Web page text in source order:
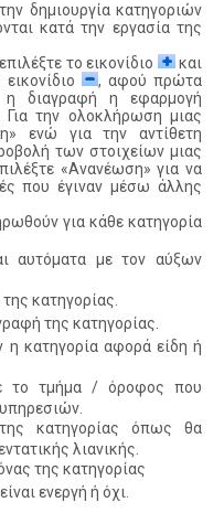
δημιουργία κατηγοριών
κατά την εργασία της
το εικονίδιο
και
, αφού πρώτα
η διαγραφή η εφαρμογή
Για την ολοκλήρωση μιας
ενώ για την αντίθετη
των στοιχείων μιας
«Ανανέωση» για να
που έγιναν μέσω άλλης
για κάθε κατηγορία
αυτόματα με τον αύξων
κατηγορίας.
της κατηγορίας.
η κατηγορία αφορά είδη ή
το τμήμα / όροφος που
κατηγορίας όπως θα
λιανικής.
της κατηγορίας
ενεργή ή όχι.